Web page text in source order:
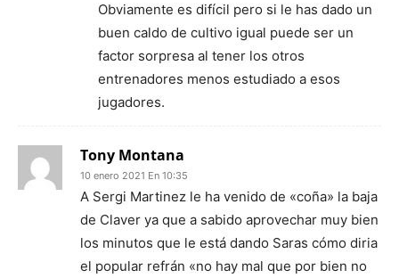
Obviamente es difícil pero si le has dado un
buen caldo de cultivo igual puede ser un
factor sorpresa al tener los otros
entrenadores menos estudiado a esos
jugadores.
Tony Montana
10 enero 2021 En 10:35
A Sergi Martinez le ha venido de «coña» la baja
de Claver ya que a sabido aprovechar muy bien
los minutos que le está dando Saras cómo diria
el popular refrán «no hay mal que por bien no